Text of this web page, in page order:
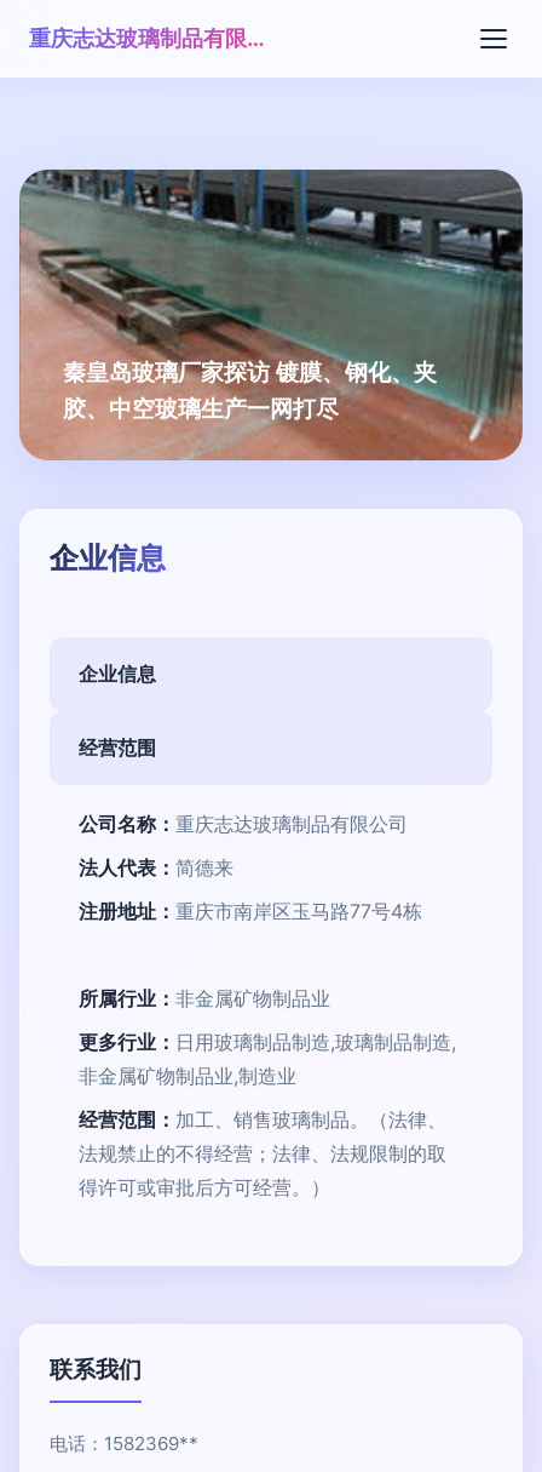
重庆志达玻璃制品有限公司
秦皇岛玻璃厂家探访 镀膜、钢化、夹
胶、中空玻璃生产一网打尽
企业信息
企业信息
经营范围
公司名称： 重庆志达玻璃制品有限公司
法人代表： 简德来
注册地址： 重庆市南岸区玉马路77号4栋
所属行业： 非金属矿物制品业
更多行业： 日用玻璃制品制造,玻璃制品制造,
非金属矿物制品业,制造业
经营范围： 加工、销售玻璃制品。（法律、
法规禁止的不得经营；法律、法规限制的取
得许可或审批后方可经营。）
联系我们
电话：1582369**